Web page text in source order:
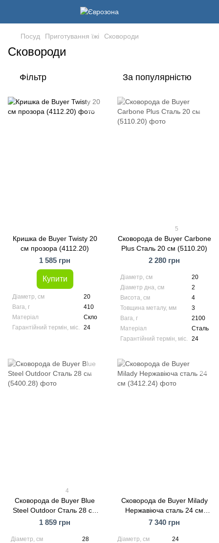
Посуд Приготування їжі Сковороди
Сковороди
Фільтр За популярністю
Кришка de Buyer Twisty 20
см прозора (4112.20)
1 585 грн
Купити
Діаметр, см
20
Вага, г
410
Матеріал
Скло
Гарантійний термін, міс.
24
5
Сковорода de Buyer Carbone
Plus Сталь 20 см (5110.20)
2 280 грн
Діаметр, см
20
Діаметр дна, см
2
Висота, см
4
Товщина металу, мм
3
Вага, г
2100
Матеріал
Сталь
Гарантійний термін, міс.
24
4
Сковорода de Buyer Blue
Steel Outdoor Сталь 28 см
(5400.28)
1 859 грн
Діаметр, см
28
Сковорода de Buyer Milady
Нержавіюча сталь 24 см
(3412.24)
7 340 грн
Діаметр, см
24